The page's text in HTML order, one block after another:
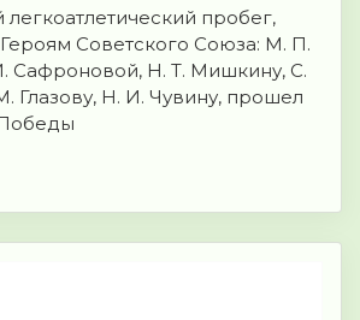
пробег,
Советского Союза: М. П.
Сафроновой, Н. Т. Мишкину, С.
Глазову, Н. И. Чувину, прошел